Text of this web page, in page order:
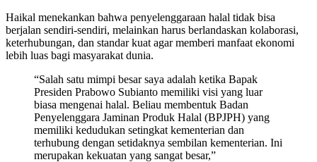
Haikal menekankan bahwa penyelenggaraan halal tidak bisa
berjalan sendiri-sendiri, melainkan harus berlandaskan kolaborasi,
keterhubungan, dan standar kuat agar memberi manfaat ekonomi
lebih luas bagi masyarakat dunia.
“Salah satu mimpi besar saya adalah ketika Bapak
Presiden Prabowo Subianto memiliki visi yang luar
biasa mengenai halal. Beliau membentuk Badan
Penyelenggara Jaminan Produk Halal (BPJPH) yang
memiliki kedudukan setingkat kementerian dan
terhubung dengan setidaknya sembilan kementerian. Ini
merupakan kekuatan yang sangat besar,”